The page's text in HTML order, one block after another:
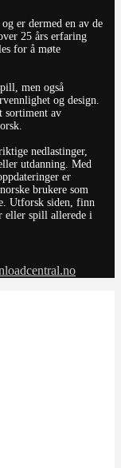
er dermed en av de
25 års erfaring
for å møte
men også
og design.
sortiment av
nedlastinger,
utdanning. Med
er
brukere som
Utforsk siden, finn
eller spill allerede i